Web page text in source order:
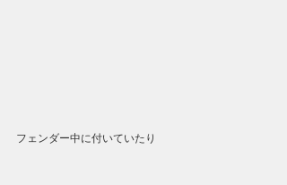
フェンダー中に付いていたり